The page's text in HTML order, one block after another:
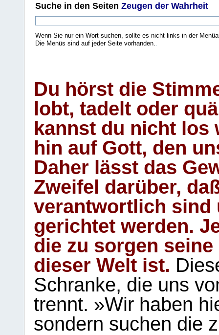
Suche in den Seiten Zeugen der Wahrheit
Wenn Sie nur ein Wort suchen, sollte es nicht links in der
Die Menüs sind auf jeder Seite vorhanden.
Du hörst die
lobt, tadelt oder
kannst du nicht los
hin auf Gott, den
Daher lässt das
Zweifel darüber,
verantwortlich sind
gerichtet werden.
die zu sorgen
dieser Welt ist.
Schranke, die uns
trennt. »Wir haben
sondern suchen die